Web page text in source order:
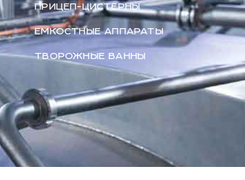
ПРИЦЕП-ЦИСТЕРНЫ
ЕМКОСТНЫЕ АППАРАТЫ
ТВОРОЖНЫЕ ВАННЫ